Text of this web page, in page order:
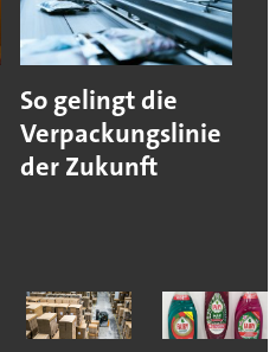
So gelingt die
Verpackungslinie
der Zukunft